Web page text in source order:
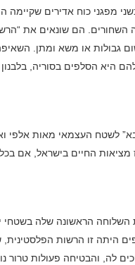
מפגני כוח אדירים שקיימה
השחורים. הם שונאים את
גבולות או משא ומתן.
היא הסלפים בסוריה, בלבנון
לשטח העצמאי מאות אלפי
החיים בישראל, אם
הראשונה שלה בשטחי
היתה זו הרשות הפלסטינית,
לה, והבטיחה פעולות טרור